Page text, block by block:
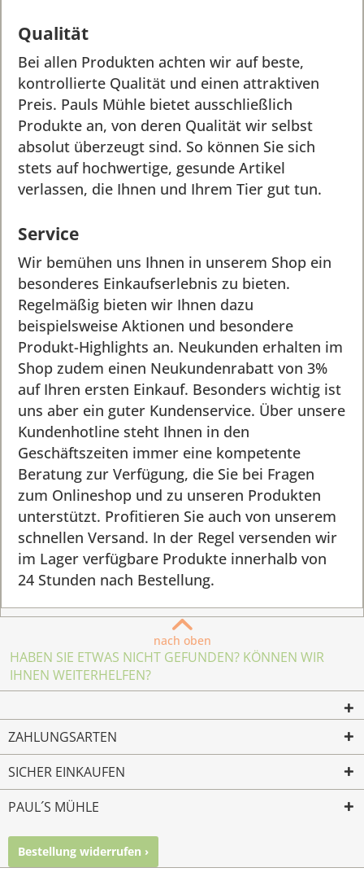
Qualität
Bei allen Produkten achten wir auf beste,
kontrollierte Qualität und einen attraktiven
Preis. Pauls Mühle bietet ausschließlich
Produkte an, von deren Qualität wir selbst
absolut überzeugt sind. So können Sie sich
stets auf hochwertige, gesunde Artikel
verlassen, die Ihnen und Ihrem Tier gut tun.
Service
Wir bemühen uns Ihnen in unserem Shop ein
besonderes Einkaufserlebnis zu bieten.
Regelmäßig bieten wir Ihnen dazu
beispielsweise Aktionen und besondere
Produkt-Highlights an. Neukunden erhalten im
Shop zudem einen Neukundenrabatt von 3%
auf Ihren ersten Einkauf. Besonders wichtig ist
uns aber ein guter Kundenservice. Über unsere
Kundenhotline steht Ihnen in den
Geschäftszeiten immer eine kompetente
Beratung zur Verfügung, die Sie bei Fragen
zum Onlineshop und zu unseren Produkten
unterstützt. Profitieren Sie auch von unserem
schnellen Versand. In der Regel versenden wir
im Lager verfügbare Produkte innerhalb von
24 Stunden nach Bestellung.
nach oben
HABEN SIE ETWAS NICHT GEFUNDEN? KÖNNEN WIR
IHNEN WEITERHELFEN?
ZAHLUNGSARTEN
SICHER EINKAUFEN
PAUL´S MÜHLE
Bestellung widerrufen ›